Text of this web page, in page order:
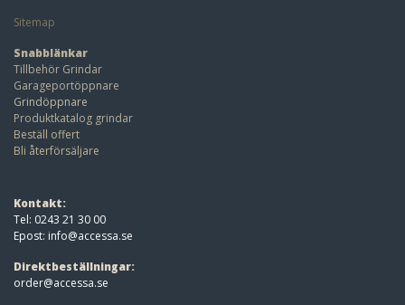
Sitemap
Snabblänkar
Tillbehör Grindar
Garageportöppnare
Grindöppnare
Produktkatalog grindar
Beställ offert
Bli återförsäljare
Kontakt:
Tel: 0243 21 30 00
Epost: info@accessa.se
Direktbeställningar:
order@accessa.se